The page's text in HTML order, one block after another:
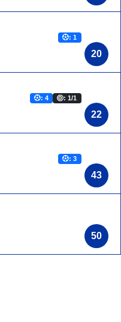
: 1
20
: 4 : 1/1
22
: 3
43
50